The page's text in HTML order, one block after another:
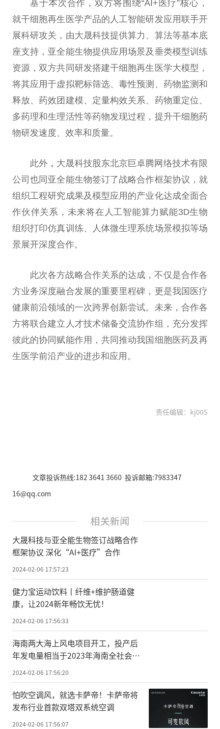
基于本次合作，双方将围绕“AI+医疗”核心，
就干细胞再生医学产品的人工智能研发应用联手开
展科研攻关，由大晟科技提供算力、算法等基本底
座支持，亚全能生物提供应用场景及垂类模型训练
资源，双方共同研发搭建干细胞再生医学大模型，
将其应用于虚拟靶标筛选、毒性预测、药物监测和
释放、药效团建模、定量构效关系、药物重定位、
多药理和生理活性等药物发现过程，提升干细胞药
物研发速度、效率和质量。
此外 ， 大晟科技股东北京巨卓腾网络技术有限
公司也同亚全能生物签订了战略合作框架协议，就
组织工程研究成果及模型应用的产业化达成全面合
作伙伴关系，未来将在人工智能算力赋能3D生物
组织打印仿真训练、人体微生理系统场景模拟等场
景展开深度合作。
此次各方战略合作关系的达成，不仅是合作各
方业务深度融合发展的重要里程碑，更是我国医疗
健康前沿领域的一次跨界创新尝试。未来，合作各
方将联合建立人才技术储备交流协作组，充分发挥
彼此的协同赋能作用，共同推动我国细胞医药及再
生医学前沿产业的进步和应用。
责任编辑：kj005
文章投诉热线:182 3641 3660 投诉邮箱:7983347
16@qq.com
相关新闻
大晟科技与亚全能生物签订战略合作
框架协议 深化“AI+医疗”合作
2024-02-06 17:57:23
健力宝运动饮料丨纤维+维护肠道健
康，让2024新年畅饮无忧！
2024-02-06 17:56:33
海南两大海上风电项目开工，投产后
年发电量相当于2023年海南全社会用
电量的15%
2024-02-06 17:56:20
怕吹空调风，就选卡萨帝！卡萨帝将
发布行业首款双塔双系统空调
2024-02-06 17:56:07